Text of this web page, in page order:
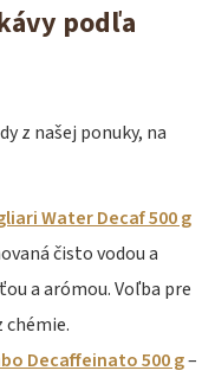
podľa
z našej ponuky, na
Water Decaf 500 g
čisto vodou a
a arómou. Voľba pre
chémie.
Decaffeinato 500 g–